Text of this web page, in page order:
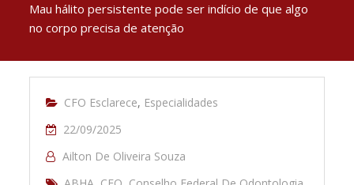
Mau hálito persistente pode ser indício de que algo
no corpo precisa de atenção
CFO Esclarece, Especialidades
22/09/2025
Ailton De Oliveira Souza